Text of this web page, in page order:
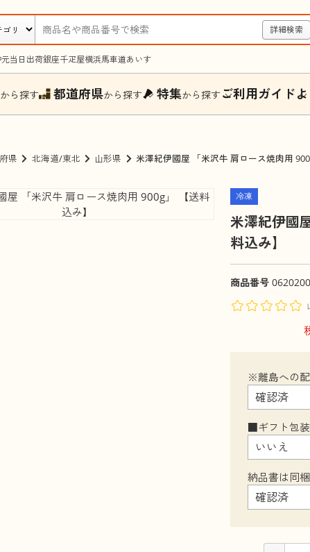
詳細検索
当日出荷銀座千疋屋横浜馬車道あいす
から探す 都道府県から探す 特集から探す ご利用ガイド
県 北海道/東北 山形県 米澤紀伊國屋 「米沢牛 肩ロース焼肉用
冷凍
米澤紀伊國
料込み】
商品番号
※離島への
■ギフト包
納品書は同